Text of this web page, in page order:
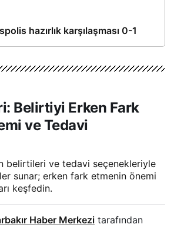
hazırlık karşılaşması 0-1
Belirtiyi Erken Fark
ve Tedavi
belirtileri ve tedavi seçenekleriyle
sunar; erken fark etmenin önemi
keşfedin.
Haber Merkezi tarafından